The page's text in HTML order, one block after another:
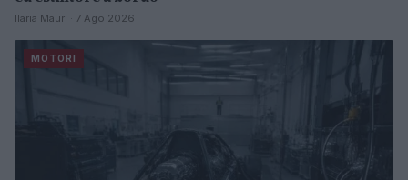
Ilaria Mauri · 7 Ago 2026
MOTORI